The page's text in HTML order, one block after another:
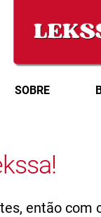
SOBRE
então